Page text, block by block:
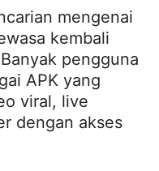
mengenai
kembali
pengguna
APK yang
viral, live
dengan akses